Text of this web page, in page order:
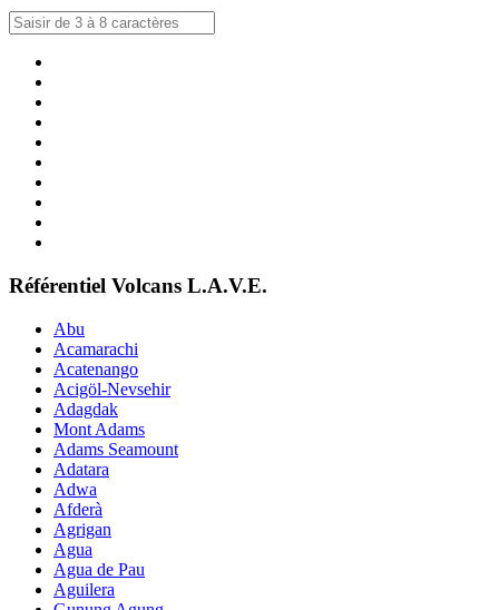
Référentiel Volcans L.A.V.E.
Abu
Acamarachi
Acatenango
Acigöl-Nevsehir
Adagdak
Mont Adams
Adams Seamount
Adatara
Adwa
Afderà
Agrigan
Agua
Agua de Pau
Aguilera